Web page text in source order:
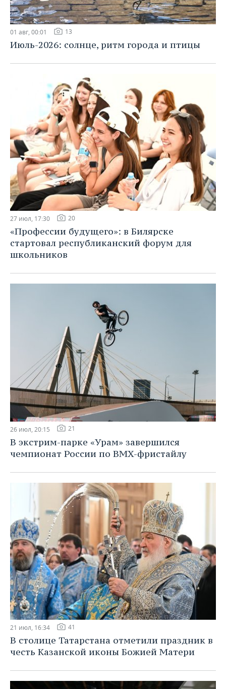
01 авг, 00:01 13
Июль-2026: солнце, ритм города и птицы
27 июл, 17:30 20
«Профессии будущего»: в Билярске
стартовал республиканский форум для
школьников
26 июл, 20:15 21
В экстрим-парке «Урам» завершился
чемпионат России по BMX-фристайлу
21 июл, 16:34 41
В столице Татарстана отметили праздник в
честь Казанской иконы Божией Матери